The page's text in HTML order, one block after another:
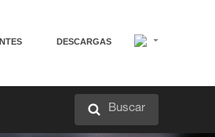
DESCARGAS
Buscar